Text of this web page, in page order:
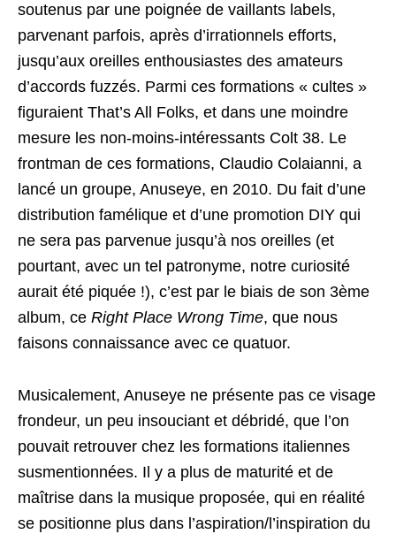
soutenus par une poignée de vaillants labels,
parvenant parfois, après d’irrationnels efforts,
jusqu’aux oreilles enthousiastes des amateurs
d’accords fuzzés. Parmi ces formations « cultes »
figuraient That’s All Folks, et dans une moindre
mesure les non-moins-intéressants Colt 38. Le
frontman de ces formations, Claudio Colaianni, a
lancé un groupe, Anuseye, en 2010. Du fait d’une
distribution famélique et d’une promotion DIY qui
ne sera pas parvenue jusqu’à nos oreilles (et
pourtant, avec un tel patronyme, notre curiosité
aurait été piquée !), c’est par le biais de son 3ème
album, ce Right Place Wrong Time, que nous
faisons connaissance avec ce quatuor.
Musicalement, Anuseye ne présente pas ce visage
frondeur, un peu insouciant et débridé, que l’on
pouvait retrouver chez les formations italiennes
susmentionnées. Il y a plus de maturité et de
maîtrise dans la musique proposée, qui en réalité
se positionne plus dans l’aspiration/l’inspiration du